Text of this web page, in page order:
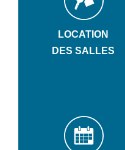
LOCATION
DES SALLES